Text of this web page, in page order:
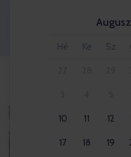
Hé Ke Sz
10 11 12
17 18 19